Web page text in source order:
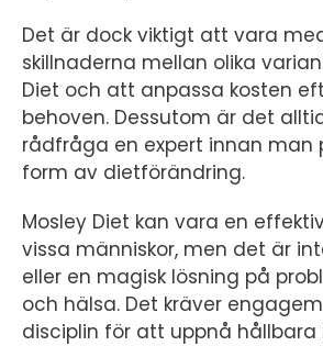
Det är dock viktigt att vara
skillnaderna mellan olika
Diet och att anpassa kosten
behoven. Dessutom är det
rådfråga en expert innan man
form av dietförändring.
Mosley Diet kan vara en
vissa människor, men det är
eller en magisk lösning på
och hälsa. Det kräver
disciplin för att uppnå hållbara